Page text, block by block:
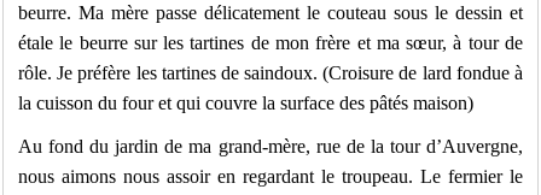
beurre. Ma mère passe délicatement le couteau sous le dessin et
étale le beurre sur les tartines de mon frère et ma sœur, à tour de
rôle. Je préfère les tartines de saindoux. (Croisure de lard fondue à
la cuisson du four et qui couvre la surface des pâtés maison)
Au fond du jardin de ma grand-mère, rue de la tour d’Auvergne,
nous aimons nous assoir en regardant le troupeau. Le fermier le